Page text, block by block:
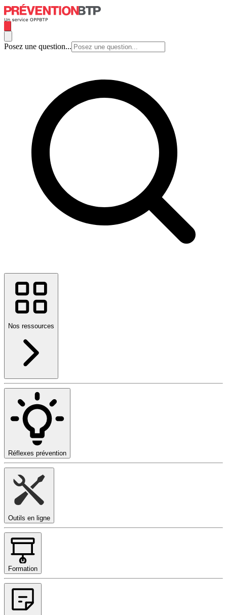
Posez une question...
Nos ressources
Réflexes prévention
Outils en ligne
Formation